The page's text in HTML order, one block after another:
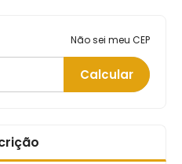
Não sei meu CEP
Calcular